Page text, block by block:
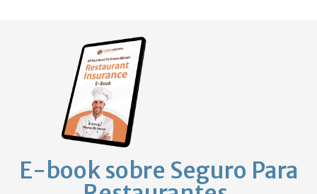
E-book sobre Seguro Para